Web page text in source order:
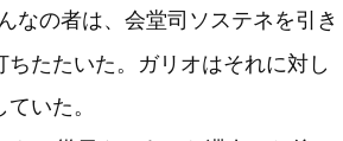
なの者は、会堂司ソステネを引き
たたいた。ガリオはそれに対し
いた。